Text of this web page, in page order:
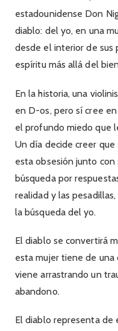
estadounidense Don
diablo: del yo, en una
desde el interior de sus
espíritu más allá del
En la historia, una
en D-os, pero sí cree
el profundo miedo que
Un día decide creer
esta obsesión junto con
búsqueda por
realidad y las
la búsqueda del yo.
El diablo se convertirá
esta mujer tiene de una
viene arrastrando un
abandono.
El diablo representa de